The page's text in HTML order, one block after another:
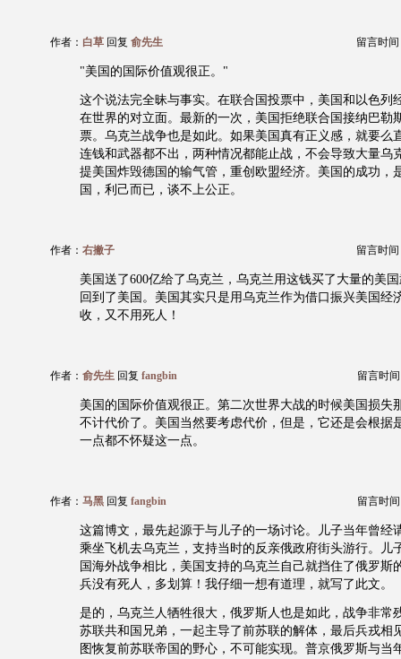
作者： 白草 回复 俞先生 留言时间
"美国的国际价值观很正。"
这个说法完全昧与事实。在联合国投票中，美国和以色列
在世界的对立面。最新的一次，美国拒绝联合国接纳巴勒
票。乌克兰战争也是如此。如果美国真有正义感，就要么
连钱和武器都不出，两种情况都能止战，不会导致大量乌
提美国炸毁德国的输气管，重创欧盟经济。美国的成功，
国，利己而已，谈不上公正。
作者： 右撇子 留言时间
美国送了600亿给了乌克兰，乌克兰用这钱买了大量的美
回到了美国。美国其实只是用乌克兰作为借口振兴美国经
收，又不用死人！
作者： 俞先生 回复 fangbin 留言时间
美国的国际价值观很正。第二次世界大战的时候美国损失
不计代价了。美国当然要考虑代价，但是，它还是会根据
一点都不怀疑这一点。
作者： 马黑 回复 fangbin 留言时间
这篇博文，最先起源于与儿子的一场讨论。儿子当年曾经
乘坐飞机去乌克兰，支持当时的反亲俄政府街头游行。儿
国海外战争相比，美国支持的乌克兰自己就挡住了俄罗斯
兵没有死人，多划算！我仔细一想有道理，就写了此文。
是的，乌克兰人牺牲很大，俄罗斯人也是如此，战争非常
苏联共和国兄弟，一起主导了前苏联的解体，最后兵戎相
图恢复前苏联帝国的野心，不可能实现。普京俄罗斯与当